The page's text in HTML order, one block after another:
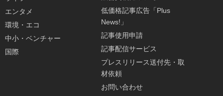
エンタメ
環境・エコ
中小・ベンチャー
国際
低価格記事広告「Plus
News!」
記事使用申請
記事配信サービス
プレスリリース送付先・取
材依頼
お問い合わせ